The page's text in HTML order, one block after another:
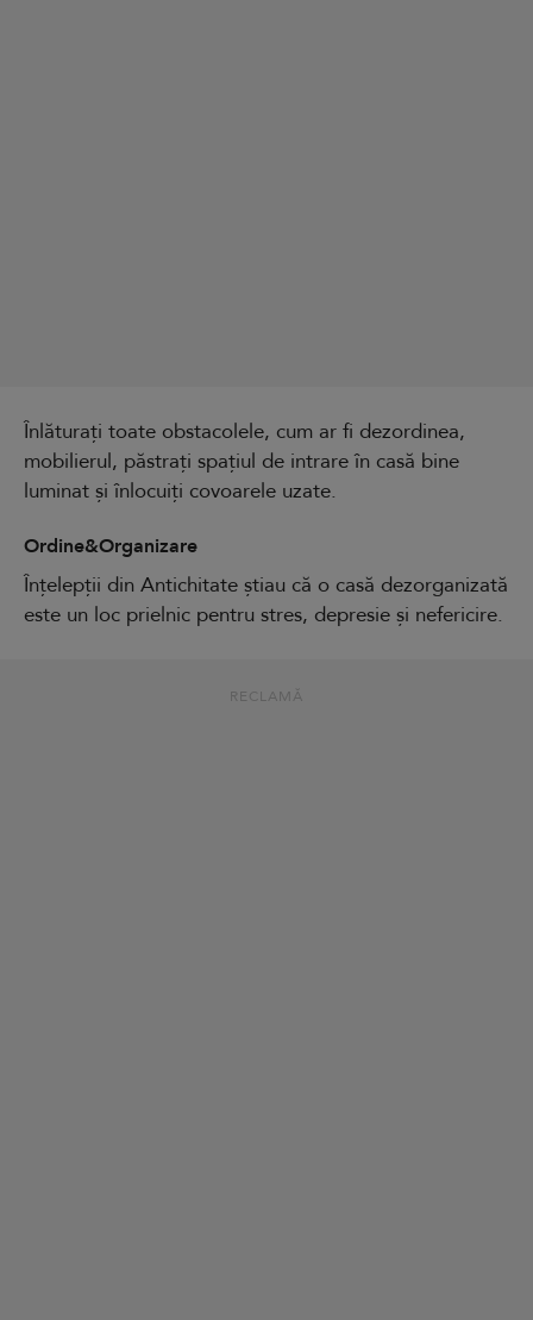
Înlăturați toate obstacolele, cum ar fi dezordinea,
mobilierul, păstrați spațiul de intrare în casă bine
luminat și înlocuiți covoarele uzate.
Ordine&Organizare
Înțelepții din Antichitate știau că o casă dezorganizată
este un loc prielnic pentru stres, depresie și nefericire.
RECLAMĂ